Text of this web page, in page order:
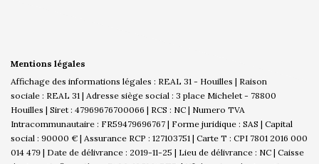
Mentions légales
Affichage des informations légales : REAL 31 - Houilles | Raison
sociale : REAL 31 | Adresse siège social : 3 place Michelet - 78800
Houilles | Siret : 47969676700066 | RCS : NC | Numero TVA
Intracommunautaire : FR59479696767 | Forme juridique : SAS | Capital
social : 90000 € | Assurance RCP : 127103751 | Carte T : CPI 7801 2016 000
014 479 | Date de délivrance : 2019-11-25 | Lieu de délivrance : NC | Caisse